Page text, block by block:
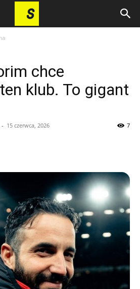
chce
klub. To gigant
- 15 czerwca, 2026 7